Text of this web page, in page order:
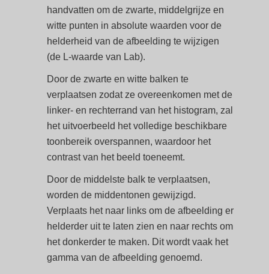
handvatten om de zwarte, middelgrijze en
witte punten in absolute waarden voor de
helderheid van de afbeelding te wijzigen
(de L-waarde van Lab).
Door de zwarte en witte balken te
verplaatsen zodat ze overeenkomen met de
linker- en rechterrand van het histogram, zal
het uitvoerbeeld het volledige beschikbare
toonbereik overspannen, waardoor het
contrast van het beeld toeneemt.
Door de middelste balk te verplaatsen,
worden de middentonen gewijzigd.
Verplaats het naar links om de afbeelding er
helderder uit te laten zien en naar rechts om
het donkerder te maken. Dit wordt vaak het
gamma van de afbeelding genoemd.